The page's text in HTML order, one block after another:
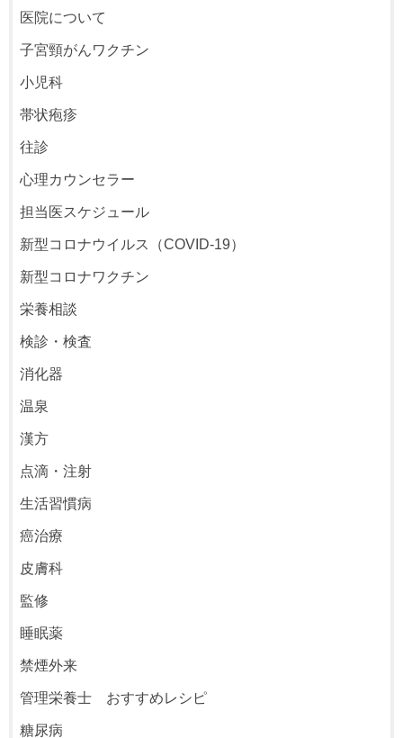
医院について
子宮頸がんワクチン
小児科
帯状疱疹
往診
心理カウンセラー
担当医スケジュール
新型コロナウイルス（COVID-19）
新型コロナワクチン
栄養相談
検診・検査
消化器
温泉
漢方
点滴・注射
生活習慣病
癌治療
皮膚科
監修
睡眠薬
禁煙外来
管理栄養士 おすすめレシピ
糖尿病